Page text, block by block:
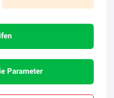
Parameter